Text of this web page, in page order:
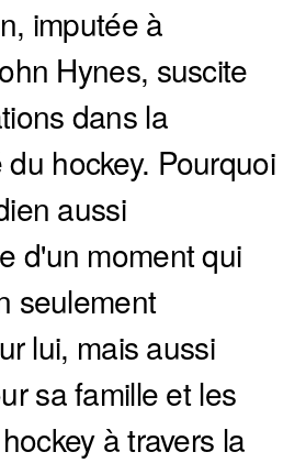
imputée à
Hynes, suscite
dans la
hockey. Pourquoi
aussi
d'un moment qui
seulement
lui, mais aussi
sa famille et les
à travers la